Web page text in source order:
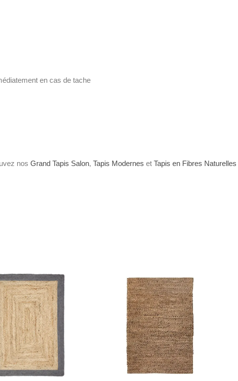
en cas de tache
nos Grand Tapis Salon, Tapis Modernes et Tapis en Fibres Naturelles